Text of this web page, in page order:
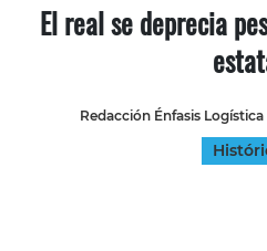
El real se deprecia
Redacción Énfasis Logística